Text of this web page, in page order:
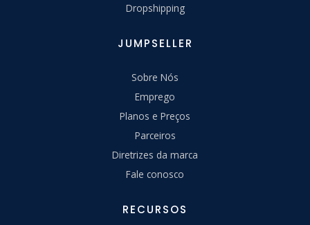
Dropshipping
JUMPSELLER
Sobre Nós
Emprego
Planos e Preços
Parceiros
Diretrizes da marca
Fale conosco
RECURSOS